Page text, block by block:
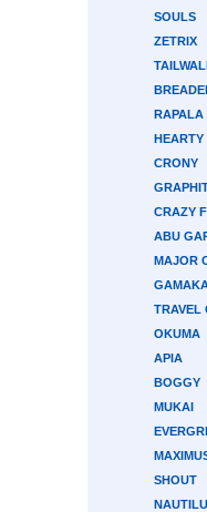
SOULS
ZETRIX
RAPALA
HEARTY
CRONY
CRAZY
ABU
MAJOR
TRAVEL
OKUMA
APIA
BOGGY
MUKAI
SHOUT